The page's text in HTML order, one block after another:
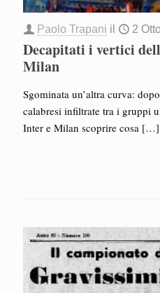
Paolo Trapani il 2
Decapitati i vertici
Milan
Sgominata un’altra curva:
calabresi infiltrate tra i gruppi
Inter e Milan scoprire cosa […]